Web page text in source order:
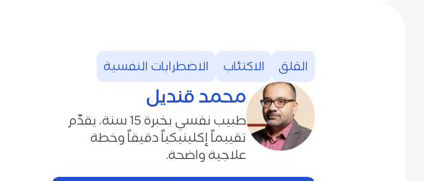
القلق الاكتئاب الاضطرابات‭ ‬النفسية
محمد قنديل
طبيب نفسي بخبرة 15 سنة، يقدّم
تقييماً إكلينيكياً دقيقاً وخطة
علاجية واضحة.